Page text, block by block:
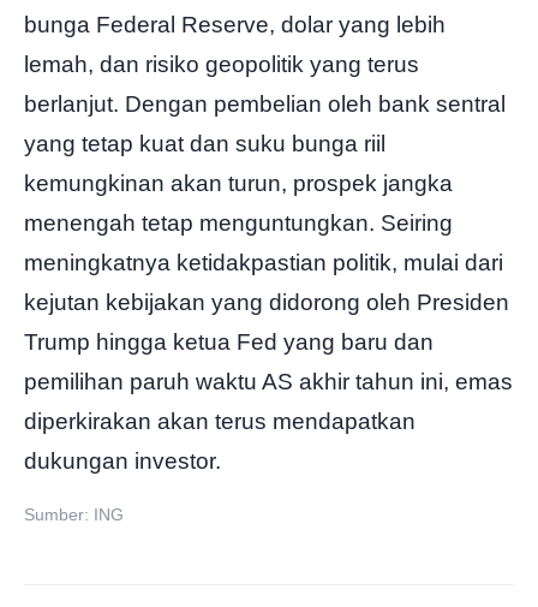
bunga Federal Reserve, dolar yang lebih
lemah, dan risiko geopolitik yang terus
berlanjut. Dengan pembelian oleh bank sentral
yang tetap kuat dan suku bunga riil
kemungkinan akan turun, prospek jangka
menengah tetap menguntungkan. Seiring
meningkatnya ketidakpastian politik, mulai dari
kejutan kebijakan yang didorong oleh Presiden
Trump hingga ketua Fed yang baru dan
pemilihan paruh waktu AS akhir tahun ini, emas
diperkirakan akan terus mendapatkan
dukungan investor.
Sumber: ING